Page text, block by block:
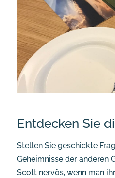
Entdecken Sie
Stellen Sie geschickte
Geheimnisse der anderen
Scott nervös, wenn man